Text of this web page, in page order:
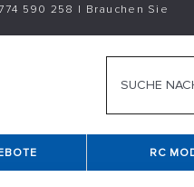
590 258 | Brauchen Sie
RC